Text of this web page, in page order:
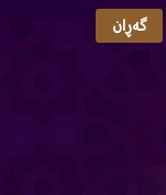
گەڕان